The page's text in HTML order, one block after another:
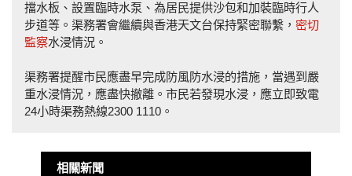
擋水板、設置臨時水泵、為居民提供沙包和加裝臨時行人
步道等。渠務署會繼續與香港天文台保持緊密聯繫， 密切
監察水浸情況。
渠務署提醒市民應盡早完成防風防水浸的措施，當遇到嚴
重水浸情況，應盡快撤離。市民若發現水浸，應立即致電
24小時渠務熱線2300 1110。
相關新聞